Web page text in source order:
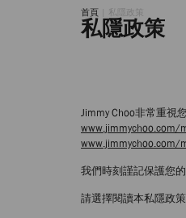
首頁 私隱政策
私隱政策
Jimmy Choo非常重視
www.jimmychoo.com/
www.jimmychoo.com/
我們時刻謹記保護您
請選擇閱讀本私隱政